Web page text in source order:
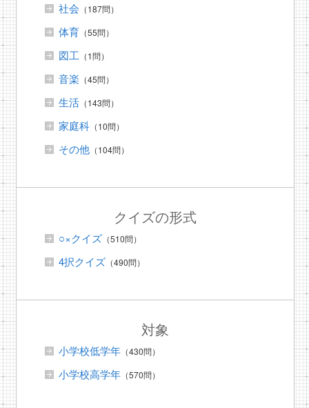
社会 （187問）
体育（55問）
図工 （1問）
音楽 （45問）
生活（143問）
家庭科（10問）
その他（104問）
クイズの形式
○×クイズ（510問）
4択クイズ（490問）
対象
小学校低学年（430問）
小学校高学年（570問）